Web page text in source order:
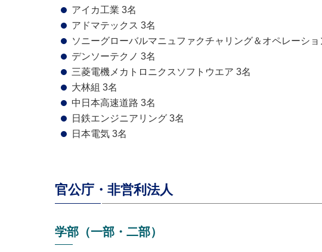
アイカ工業 3名
アドマテックス 3名
ソニーグローバルマニュファクチャリング＆オペレーショ
デンソーテクノ 3名
三菱電機メカトロニクスソフトウエア 3名
大林組 3名
中日本高速道路 3名
日鉄エンジニアリング 3名
日本電気 3名
官公庁・非営利法人
学部（一部・二部）